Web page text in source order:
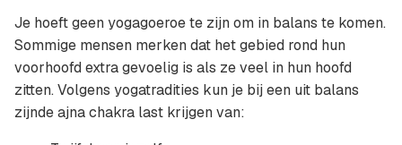
Je hoeft geen yogagoeroe te zijn om in balans te komen.
Sommige mensen merken dat het gebied rond hun
voorhoofd extra gevoelig is als ze veel in hun hoofd
zitten. Volgens yogatradities kun je bij een uit balans
zijnde ajna chakra last krijgen van: